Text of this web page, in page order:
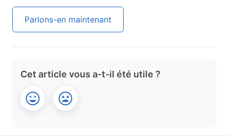
Parlons-en maintenant
Cet article vous a-t-il été utile ?